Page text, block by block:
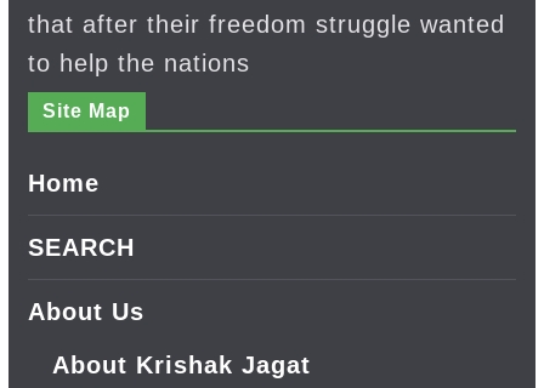
that after their freedom struggle wanted
to help the nations
Site Map
Home
SEARCH
About Us
About Krishak Jagat